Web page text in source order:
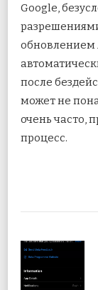
Google,
обновлением
после
может не
очень часто,
процесс.